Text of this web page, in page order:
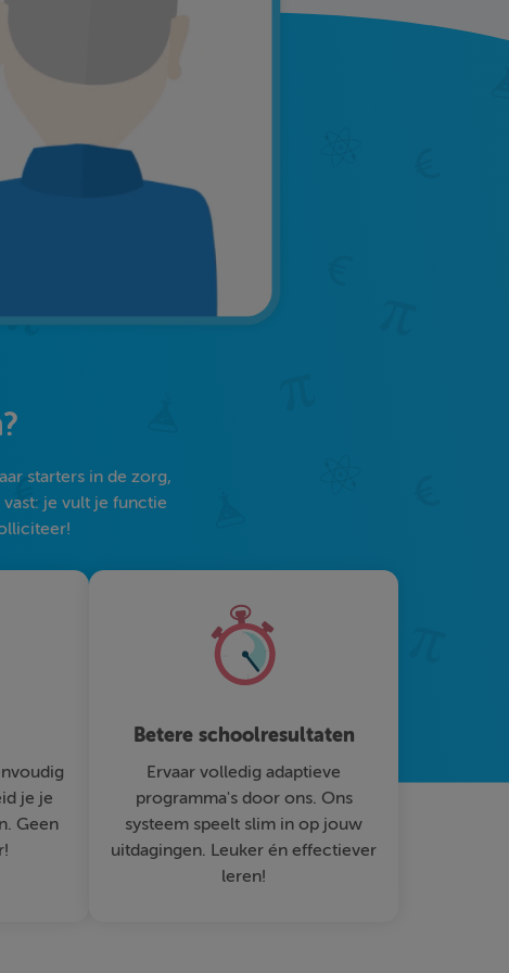
?
starters in de zorg,
je vult je functie
je je
Geen
Betere schoolresultaten
Ervaar volledig adaptieve
programma's door ons. Ons
systeem speelt slim in op jouw
uitdagingen. Leuker én effectiever
leren!